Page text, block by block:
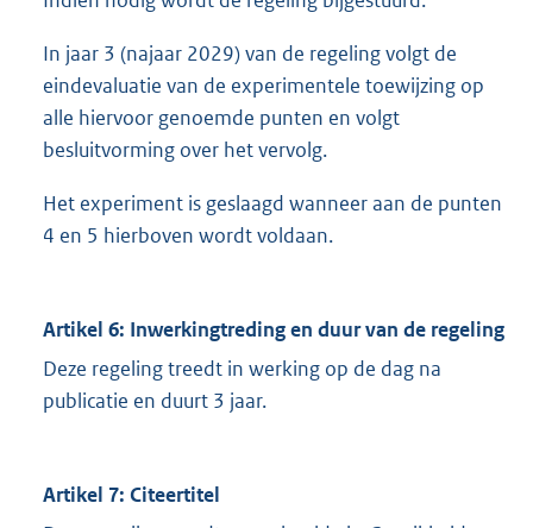
In jaar 3 (najaar 2029) van de regeling volgt de
eindevaluatie van de experimentele toewijzing op
alle hiervoor genoemde punten en volgt
besluitvorming over het vervolg.
Het experiment is geslaagd wanneer aan de punten
4 en 5 hierboven wordt voldaan.
Artikel 6: Inwerkingtreding en duur van de regeling
Deze regeling treedt in werking op de dag na
publicatie en duurt 3 jaar.
Artikel 7: Citeertitel